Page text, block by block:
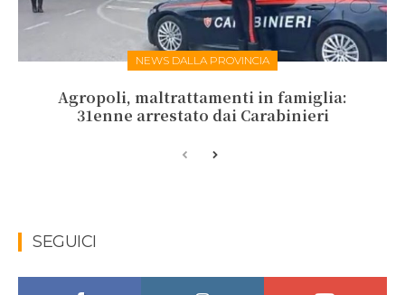
NEWS DALLA PROVINCIA
Agropoli, maltrattamenti in famiglia:
31enne arrestato dai Carabinieri
SEGUICI